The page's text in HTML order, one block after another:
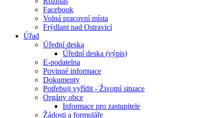
Facebook
Volná pracovní místa
Frýdlant nad Ostravicí
Úřad
Úřední deska
Úřední deska (výpis)
E-podatelna
Povinné informace
Dokumenty
Potřebuji vyřídit - Životní situace
Orgány obce
Informace pro zastupitele
Žádosti a formuláře